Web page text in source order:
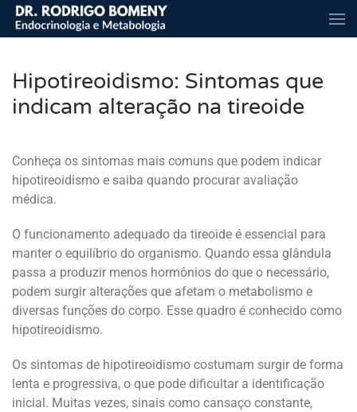
Hipotireoidismo: Sintomas que
indicam alteração na tireoide
Conheça os sintomas mais comuns que podem indicar
hipotireoidismo e saiba quando procurar avaliação
médica.
O funcionamento adequado da tireoide é essencial para
manter o equilíbrio do organismo. Quando essa glândula
passa a produzir menos hormônios do que o necessário,
podem surgir alterações que afetam o metabolismo e
diversas funções do corpo. Esse quadro é conhecido como
hipotireoidismo.
Os sintomas de hipotireoidismo costumam surgir de forma
lenta e progressiva, o que pode dificultar a identificação
inicial. Muitas vezes, sinais como cansaço constante,